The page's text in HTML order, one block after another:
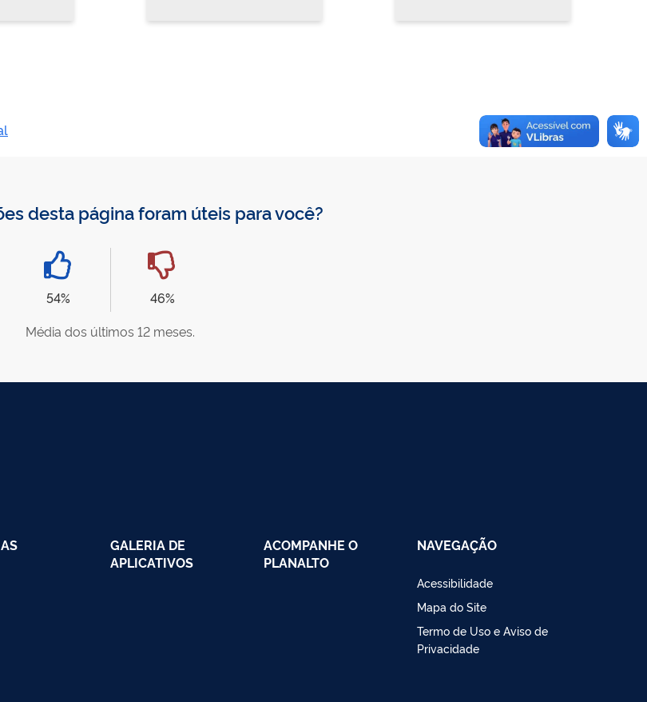
desta página foram úteis para você?
54%
46%
Média dos últimos 12 meses.
GALERIA DE
APLICATIVOS
ACOMPANHE O
PLANALTO
NAVEGAÇÃO
Acessibilidade
Mapa do Site
Termo de Uso e Aviso de
Privacidade